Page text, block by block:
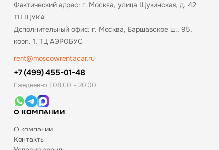
Фактический адрес: г. Москва, улица Щукинская, д. 42,
ТЦ ЩУКА
Дополнительный офис: г. Москва, Варшавское ш., 95,
корп. 1, ТЦ АЭРОБУС
rent@moscowrentacar.ru
+7 (499) 455-01-48
Ежедневно | 08:00 - 20:00
О КОМПАНИИ
О компании
Контакты